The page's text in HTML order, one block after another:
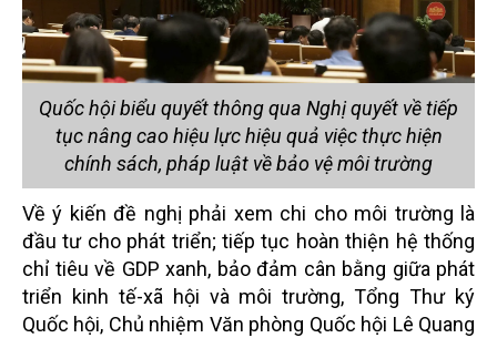
Quốc hội biểu quyết thông qua Nghị quyết về tiếp
tục nâng cao hiệu lực hiệu quả việc thực hiện
chính sách, pháp luật về bảo vệ môi trường
Về ý kiến đề nghị phải xem chi cho môi trường là
đầu tư cho phát triển; tiếp tục hoàn thiện hệ thống
chỉ tiêu về GDP xanh, bảo đảm cân bằng giữa phát
triển kinh tế-xã hội và môi trường, Tổng Thư ký
Quốc hội, Chủ nhiệm Văn phòng Quốc hội Lê Quang